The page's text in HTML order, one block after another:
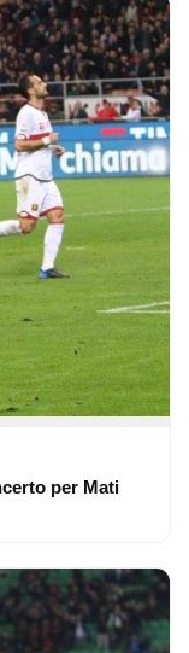
per Mati